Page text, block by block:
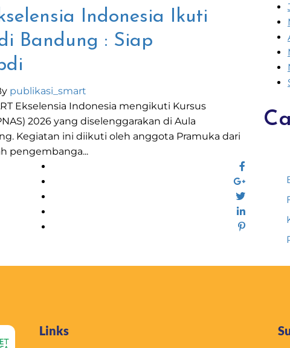
Indonesia Ikuti
Bandung : Siap
publikasi_smart
Ekselensia Indonesia mengikuti Kursus
2026 yang diselenggarakan di Aula
Kegiatan ini diikuti oleh anggota Pramuka dari
pengembanga...
Links